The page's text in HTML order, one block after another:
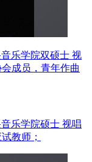
乐学院双硕士 视
成员，青年作曲
乐学院硕士 视唱
教师；